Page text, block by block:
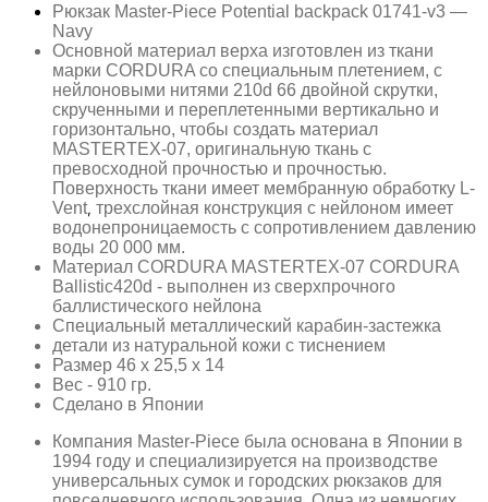
Рюкзак Master-Piece Potential backpack 01741-v3 —
Navy
Основной материал верха изготовлен из ткани
марки CORDURA со специальным плетением, с
нейлоновыми нитями 210d 66 двойной скрутки,
скрученными и переплетенными вертикально и
горизонтально, чтобы создать материал
MASTERTEX-07, оригинальную ткань с
превосходной прочностью и прочностью.
Поверхность ткани имеет мембранную обработку L-
Vent, трехслойная конструкция с нейлоном имеет
водонепроницаемость с сопротивлением давлению
воды 20 000 мм.
Материал CORDURA MASTERTEX-07 CORDURA
Ballistic420d - выполнен из сверхпрочного
баллистического нейлона
Специальный металлический карабин-застежка
детали из натуральной кожи с тиснением
Размер 46 х 25,5 х 14
Вес - 910 гр.
Сделано в Японии
Компания Master-Piece была основана в Японии в
1994 году и специализируется на производстве
универсальных сумок и городских рюкзаков для